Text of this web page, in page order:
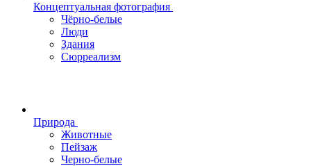
Концептуальная фотография
Чёрно-белые
Люди
Здания
Сюрреализм
Природа
Животные
Пейзаж
Черно-белые